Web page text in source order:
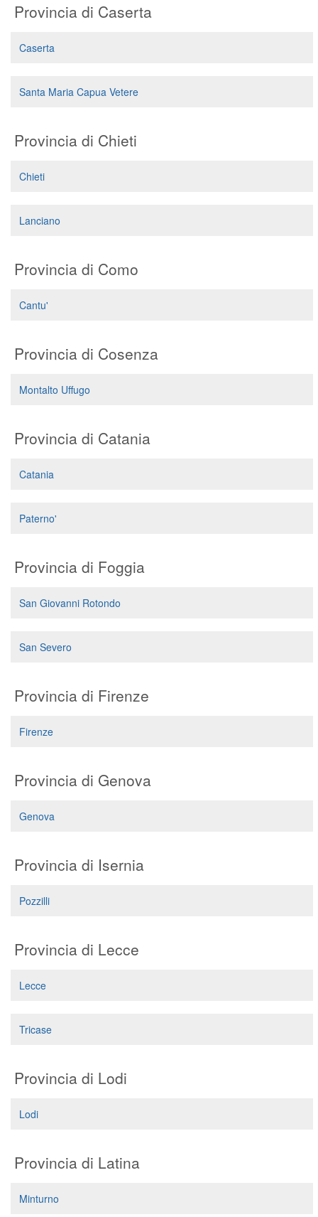
Provincia di Caserta
Caserta
Santa Maria Capua Vetere
Provincia di Chieti
Chieti
Lanciano
Provincia di Como
Cantu'
Provincia di Cosenza
Montalto Uffugo
Provincia di Catania
Catania
Paterno'
Provincia di Foggia
San Giovanni Rotondo
San Severo
Provincia di Firenze
Firenze
Provincia di Genova
Genova
Provincia di Isernia
Pozzilli
Provincia di Lecce
Lecce
Tricase
Provincia di Lodi
Lodi
Provincia di Latina
Minturno